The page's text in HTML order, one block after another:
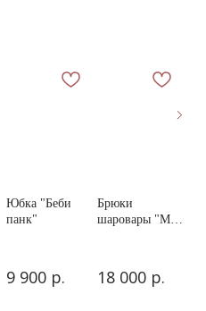
Юбка "Беби
панк"
9 900 р.
Брюки
шаровары "Моя
18 000 р.